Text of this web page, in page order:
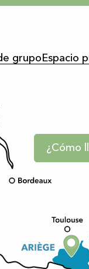
grupo Espacio
¿Cómo